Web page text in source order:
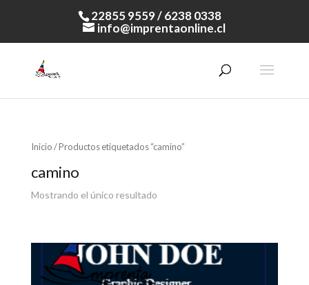
22855 9559 / 6238 0338
info@imprentaonline.cl
Inicio/ Productos etiquetados “camino”
camino
Mostrando el único resultado